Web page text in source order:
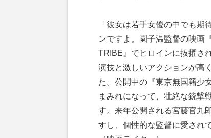
「彼女は若手女優の中でも期
ンですよ。園子温監督の映画
TRIBE』でヒロインに抜擢さ
演技と激しいアクションが高
た。公開中の『東京無国籍少
まみれになって、壮絶な銃撃
す。来年公開される宮藤官九
すし、個性的な監督に愛され